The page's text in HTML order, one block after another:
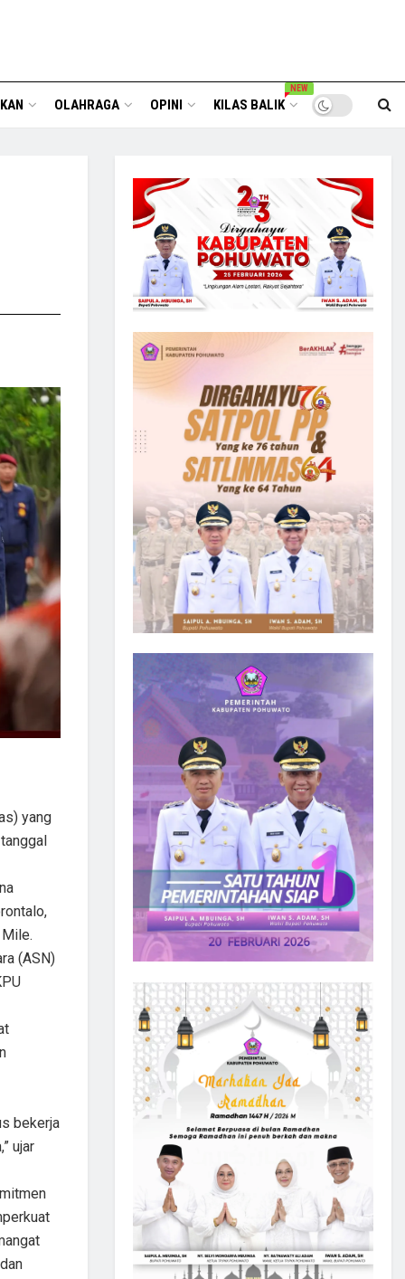
OLAHRAGA OPINI KILAS BALIK
NEW
yang
(ASN)
bekerja
ujar